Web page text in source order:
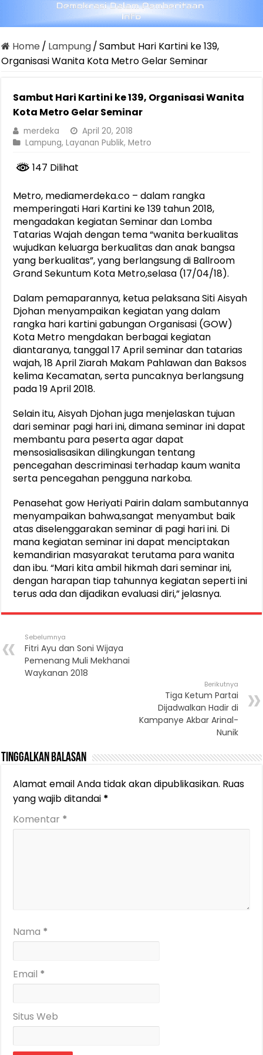
Home / Lampung/Sambut Hari Kartini ke 139,
Organisasi Wanita Kota Metro Gelar Seminar
Sambut Hari Kartini ke 139, Organisasi Wanita
Kota Metro Gelar Seminar
merdeka
April 20, 2018
Lampung,Layanan Publik,Metro
147 Dilihat
Metro, mediamerdeka.co – dalam rangka
memperingati Hari Kartini ke 139 tahun 2018,
mengadakan kegiatan Seminar dan Lomba
Tatarias Wajah dengan tema “wanita berkualitas
wujudkan keluarga berkualitas dan anak bangsa
yang berkualitas”, yang berlangsung di Ballroom
Grand Sekuntum Kota Metro,selasa (17/04/18).
Dalam pemaparannya, ketua pelaksana Siti Aisyah
Djohan menyampaikan kegiatan yang dalam
rangka hari kartini gabungan Organisasi (GOW)
Kota Metro mengdakan berbagai kegiatan
diantaranya, tanggal 17 April seminar dan tatarias
wajah, 18 April Ziarah Makam Pahlawan dan Baksos
kelima Kecamatan, serta puncaknya berlangsung
pada 19 April 2018.
Selain itu, Aisyah Djohan juga menjelaskan tujuan
dari seminar pagi hari ini, dimana seminar ini dapat
membantu para peserta agar dapat
mensosialisasikan dilingkungan tentang
pencegahan descriminasi terhadap kaum wanita
serta pencegahan pengguna narkoba.
Penasehat gow Heriyati Pairin dalam sambutannya
menyampaikan bahwa,sangat menyambut baik
atas diselenggarakan seminar di pagi hari ini. Di
mana kegiatan seminar ini dapat menciptakan
kemandirian masyarakat terutama para wanita
dan ibu. “Mari kita ambil hikmah dari seminar ini,
dengan harapan tiap tahunnya kegiatan seperti ini
terus ada dan dijadikan evaluasi diri,” jelasnya.
Sebelumnya
Fitri Ayu dan Soni Wijaya
Pemenang Muli Mekhanai
Waykanan 2018
Berikutnya
Tiga Ketum Partai
Dijadwalkan Hadir di
Kampanye Akbar Arinal-
Nunik
Tinggalkan Balasan
Alamat email Anda tidak akan dipublikasikan. Ruas
yang wajib ditandai *
Komentar *
Nama *
Email *
Situs Web